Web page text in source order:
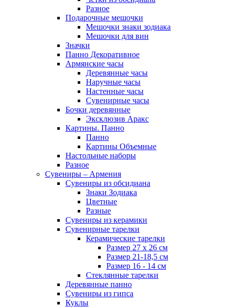
Разное
Подарочные мешочки
Мешочки знаки зодиака
Мешочки для вин
Значки
Панно Декоративное
Армянские часы
Деревянные часы
Наручные часы
Настенные часы
Сувенирные часы
Бочки деревянные
Эксклюзив Аракс
Картины. Панно
Панно
Картины Объемные
Настольные наборы
Разное
Сувениры – Армения
Сувениры из обсидиана
Знаки Зодиака
Цветные
Разные
Сувениры из керамики
Сувенирные тарелки
Керамические тарелки
Размер 27 х 26 см
Размер 21-18,5 см
Размер 16 - 14 см
Стеклянные тарелки
Деревянные панно
Сувениры из гипса
Куклы